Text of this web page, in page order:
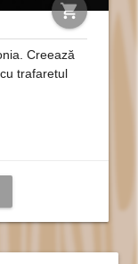
shopping_cart
Creează
trafaretul